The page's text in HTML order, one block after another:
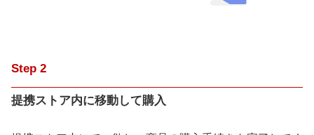
Step 2
提携ストア内に移動して購入